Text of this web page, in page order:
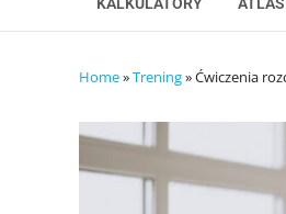
Home»Trening»Ćwiczenia